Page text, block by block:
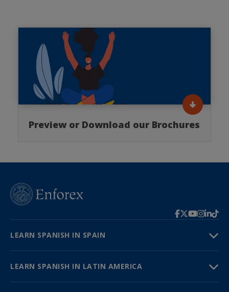
Preview or Download our Brochures
LEARN SPANISH IN SPAIN
LEARN SPANISH IN LATIN AMERICA